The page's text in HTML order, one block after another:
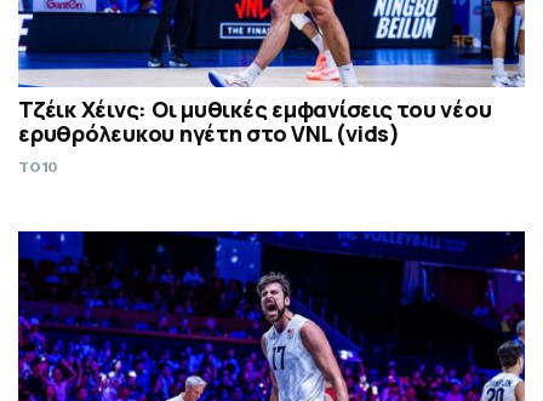
Τζέικ Χέινς: Οι μυθικές εμφανίσεις του νέου
ερυθρόλευκου ηγέτη στο VNL (vids)
TO10